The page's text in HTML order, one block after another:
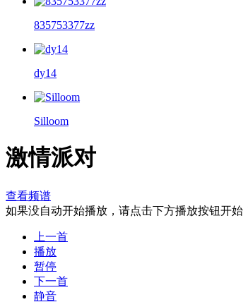
835753377zz
dy14
Silloom
激情派对
查看频谱
如果没自动开始播放，请点击下方播放按钮开始
上一首
播放
暂停
下一首
静音